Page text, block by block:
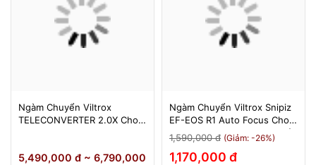
Ngàm Chuyển Viltrox
TELECONVERTER 2.0X Cho
Tháng
5,490,000 đ ~ 6,790,000
Ngàm Chuyển Viltrox Snipiz
EF-EOS R1 Auto Focus Cho
Canon EOS R/RP/R5/R6 - Bảo
Hành 12 Tháng 1 Đổi 1
1,590,000 đ (Giảm: -26%)
1,170,000 đ